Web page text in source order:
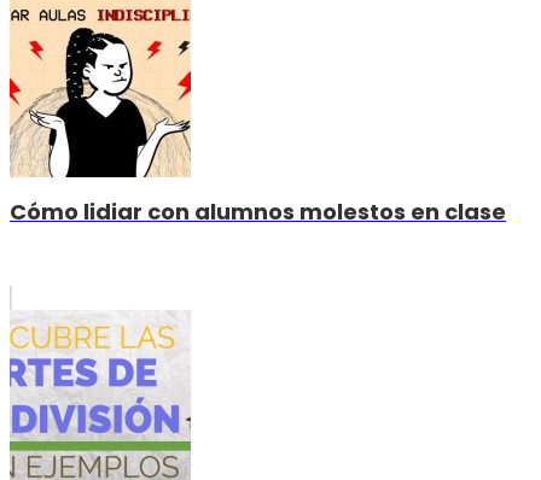
Cómo lidiar con alumnos molestos en clase